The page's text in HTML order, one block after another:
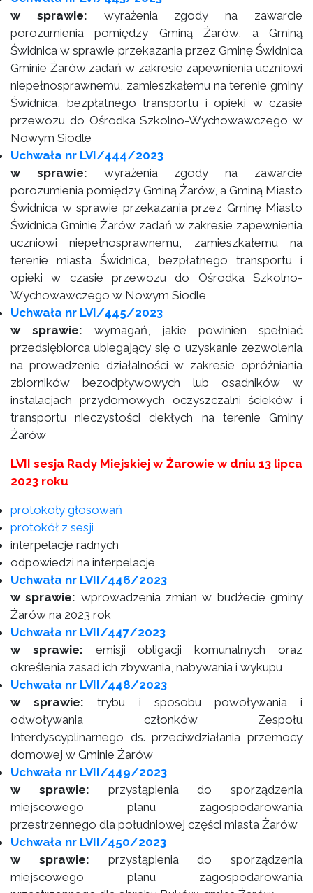
w sprawie: wyrażenia zgody na zawarcie
porozumienia pomiędzy Gminą Żarów, a Gminą
Świdnica w sprawie przekazania przez Gminę Świdnica
Gminie Żarów zadań w zakresie zapewnienia uczniowi
niepełnosprawnemu, zamieszkałemu na terenie gminy
Świdnica, bezpłatnego transportu i opieki w czasie
przewozu do Ośrodka Szkolno-Wychowawczego w
Nowym Siodle
Uchwała nr LVI/444/2023
w sprawie: wyrażenia zgody na zawarcie
porozumienia pomiędzy Gminą Żarów, a Gminą Miasto
Świdnica w sprawie przekazania przez Gminę Miasto
Świdnica Gminie Żarów zadań w zakresie zapewnienia
uczniowi niepełnosprawnemu, zamieszkałemu na
terenie miasta Świdnica, bezpłatnego transportu i
opieki w czasie przewozu do Ośrodka Szkolno-
Wychowawczego w Nowym Siodle
Uchwała nr LVI/445/2023
w sprawie: wymagań, jakie powinien spełniać
przedsiębiorca ubiegający się o uzyskanie zezwolenia
na prowadzenie działalności w zakresie opróżniania
zbiorników bezodpływowych lub osadników w
instalacjach przydomowych oczyszczalni ścieków i
transportu nieczystości ciekłych na terenie Gminy
Żarów
LVII sesja Rady Miejskiej w Żarowie w dniu 13 lipca
2023 roku
protokoły głosowań
protokół z sesji
interpelacje radnych
odpowiedzi na interpelacje
Uchwała nr LVII/446/2023
w sprawie: wprowadzenia zmian w budżecie gminy
Żarów na 2023 rok
Uchwała nr LVII/447/2023
w sprawie: emisji obligacji komunalnych oraz
określenia zasad ich zbywania, nabywania i wykupu
Uchwała nr LVII/448/2023
w sprawie: trybu i sposobu powoływania i
odwoływania członków Zespołu
Interdyscyplinarnego ds. przeciwdziałania przemocy
domowej w Gminie Żarów
Uchwała nr LVII/449/2023
w sprawie: przystąpienia do sporządzenia
miejscowego planu zagospodarowania
przestrzennego dla południowej części miasta Żarów
Uchwała nr LVII/450/2023
w sprawie: przystąpienia do sporządzenia
miejscowego planu zagospodarowania